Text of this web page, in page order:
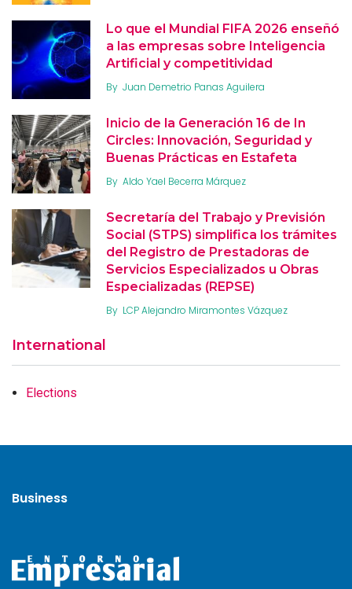
Lo que el Mundial FIFA 2026 enseñó
a las empresas sobre Inteligencia
Artificial y competitividad
By Juan Demetrio Panas Aguilera
Inicio de la Generación 16 de In
Circles: Innovación, Seguridad y
Buenas Prácticas en Estafeta
By Aldo Yael Becerra Márquez
Secretaría del Trabajo y Previsión
Social (STPS) simplifica los trámites
del Registro de Prestadoras de
Servicios Especializados u Obras
Especializadas (REPSE)
By LCP Alejandro Miramontes Vázquez
International
Elections
Business